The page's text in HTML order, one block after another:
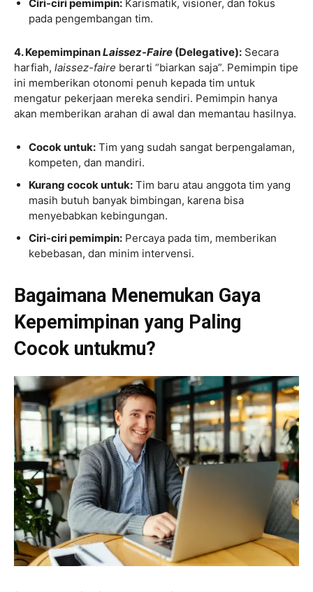
Ciri-ciri pemimpin: Karismatik, visioner, dan fokus
pada pengembangan tim.
4. KepemimpinanLaissez-Faire (Delegative): Secara
harfiah, laissez-faire berarti “biarkan saja”. Pemimpin tipe
ini memberikan otonomi penuh kepada tim untuk
mengatur pekerjaan mereka sendiri. Pemimpin hanya
akan memberikan arahan di awal dan memantau hasilnya.
Cocok untuk: Tim yang sudah sangat berpengalaman,
kompeten, dan mandiri.
Kurang cocok untuk: Tim baru atau anggota tim yang
masih butuh banyak bimbingan, karena bisa
menyebabkan kebingungan.
Ciri-ciri pemimpin: Percaya pada tim, memberikan
kebebasan, dan minim intervensi.
Bagaimana Menemukan Gaya
Kepemimpinan yang Paling
Cocok untukmu?